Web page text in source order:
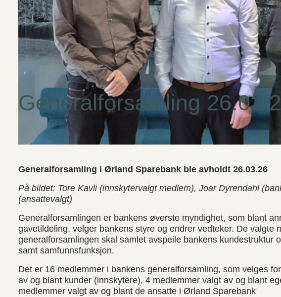
Generalforsamling
Generalforsamling i Ørland Sparebank ble avholdt 26.03.26
På bildet: Tore Kavli (innskytervalgt medlem), Joar Dyrendahl
(ansattevalgt)
Generalforsamlingen er bankens øverste myndighet, som blant
gavetildeling, velger bankens styre og endrer vedteker. De valgte
generalforsamlingen skal samlet avspeile bankens kundestruktur
samt samfunnsfunksjon.
Det er 16 medlemmer i bankens generalforsamling, som velges
av og blant kunder (innskytere), 4 medlemmer valgt av og blant
medlemmer valgt av og blant de ansatte i Ørland Sparebank